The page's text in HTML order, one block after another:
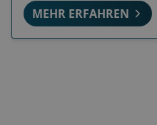
MEHR ERFAHREN